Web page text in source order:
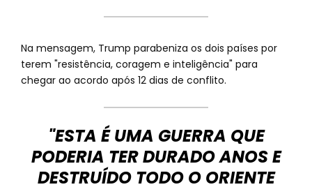
Na mensagem, Trump parabeniza os dois países por
terem "resistência, coragem e inteligência" para
chegar ao acordo após 12 dias de conflito.
"ESTA É UMA GUERRA QUE
PODERIA TER DURADO ANOS E
DESTRUÍDO TODO O ORIENTE